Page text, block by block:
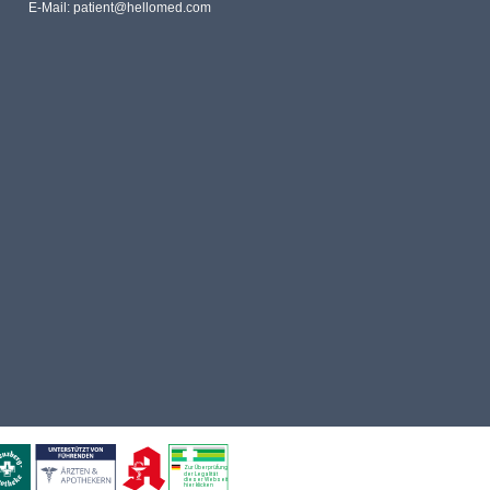
E-Mail: patient@hellomed.com